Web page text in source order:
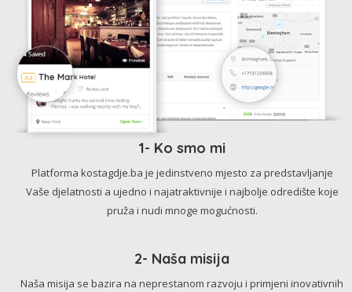
1- Ko smo mi
Platforma kostagdje.ba je jedinstveno mjesto za predstavljanje
Vaše djelatnosti a ujedno i najatraktivnije i najbolje odredište koje
pruža i nudi mnoge mogućnosti.
2- Naša misija
Naša misija se bazira na neprestanom razvoju i primjeni inovativnih